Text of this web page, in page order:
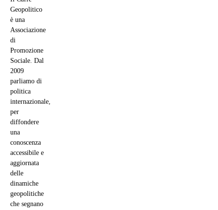
Geopolitico
è una
Associazione
di
Promozione
Sociale. Dal
2009
parliamo di
politica
internazionale,
per
diffondere
una
conoscenza
accessibile e
aggiornata
delle
dinamiche
geopolitiche
che segnano